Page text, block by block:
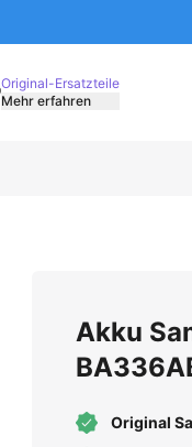
Original-Ersatzteile
Mehr erfahren
Akku
Original